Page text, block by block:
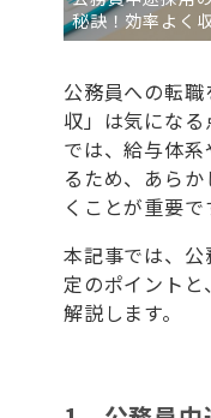
秘訣！効率よく
公務員への転
収」は気になる
では、給与体
るため、あら
くことが重要で
本記事では、
定のポイント
解説します。